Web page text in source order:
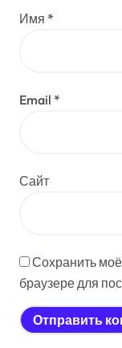
Имя *
Email *
Сайт
Сохранить
браузере для